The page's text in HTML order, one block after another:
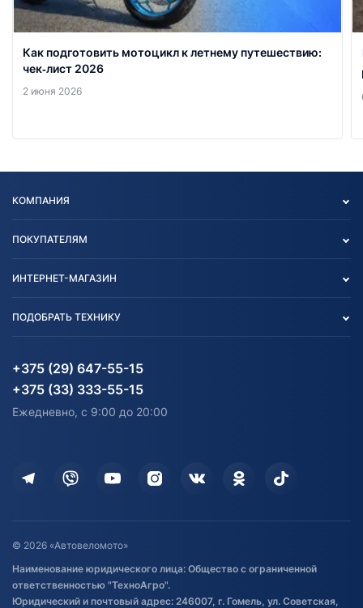
Как подготовить мотоцикл к летнему путешествию:
чек‑лист 2026
2 июня 2026
КОМПАНИЯ
Блог
Карта сайта
ПОКУПАТЕЛЯМ
Согласие на обработку
Информация до получения
согласия на обработку
Доставка
Дополнительные услуги
Оставить отзыв
Договор публичной оферты
Обработка файлов cookie
ИНТЕРНЕТ-МАГАЗИН
Агротехника
Водный транспорт
Электротранспорт
Здоровье
ПОДОБРАТЬ ТЕХНИКУ
Агротехника
Электротранспорт
+375 (29) 647-55-15
+375 (33) 333-55-15
Ежедневно, с 9:00 до 20:00
© 2026 «Автовеломото»
Наименование юридического лица: Общество с ограниченной
ответственностью "ТехноАгро".
Юридический и почтовый адрес: 246007, г. Гомель, ул. Советская,